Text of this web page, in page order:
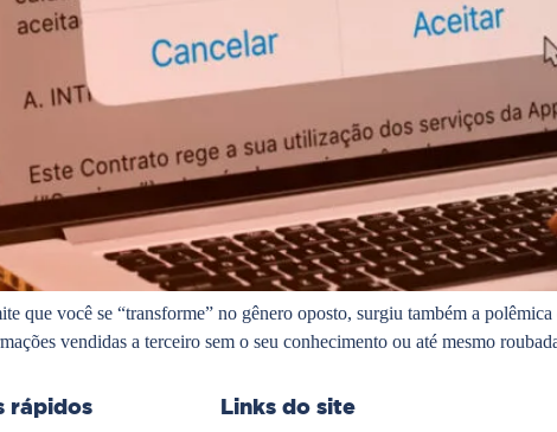
que você se “transforme” no gênero oposto, surgiu também a
vendidas a terceiro sem o seu conhecimento ou até mesmo
rápidos Links do site